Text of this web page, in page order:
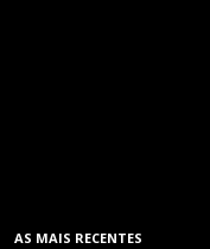
AS MAIS RECENTES